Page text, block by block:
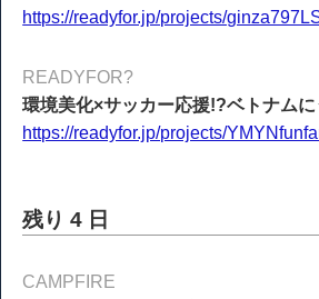
https://readyfor.jp/projects/
READYFOR?
環境美化×サッカー応援!?ベトナム
https://readyfor.jp/projects/
残り 4 日
CAMPFIRE